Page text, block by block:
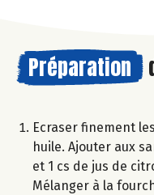
Préparation
Ecraser finement
huile. Ajouter aux
et 1 cs de jus de
Mélanger à la